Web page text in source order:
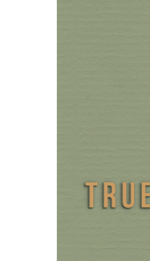
Kadm: <0,5mg / kg
Arsen (nieorganiczny):
Rtęć: <0,1mg / kg
Jako otoczki kapsułek
przeciwieństwie do
dostępnych na rynku, są
deklarowanych substancji
środowiska szkła